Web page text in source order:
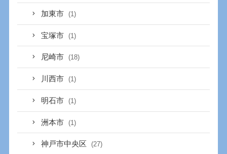
加東市 (1)
宝塚市 (1)
尼崎市 (18)
川西市 (1)
明石市 (1)
洲本市 (1)
神戸市中央区 (27)